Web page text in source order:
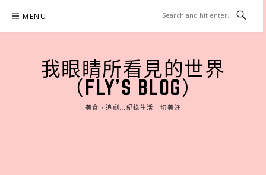
content
MENU
我眼睛所看見的世界
（FLY'S BLOG）
美食、追劇…紀錄生活一切美好